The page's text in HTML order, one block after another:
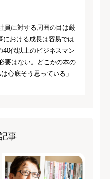
員に対する周囲の目は厳
における成長は容易では
40代以上のビジネスマン
要はない。どこかの本の
心底そう思っている」
事